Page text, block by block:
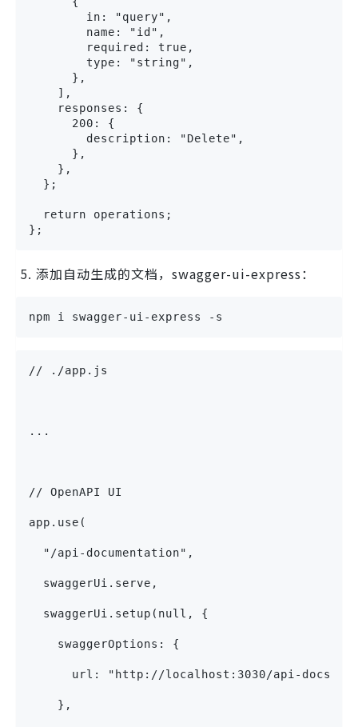
        in: "query",
        name: "id",
        required: true,
        type: "string",
      },
    ],
    responses: {
      200: {
        description: "Delete",
      },
    },
  };
  return operations;
};
添加自动生成的文档， swagger-ui-express：
npm i swagger-ui-express -s
// ./app.js
...
// OpenAPI UI
app.use(
  "/api-documentation",
  swaggerUi.serve,
  swaggerUi.setup(null, {
    swaggerOptions: {
      url: "http://localhost:3030/api-docs",
    },